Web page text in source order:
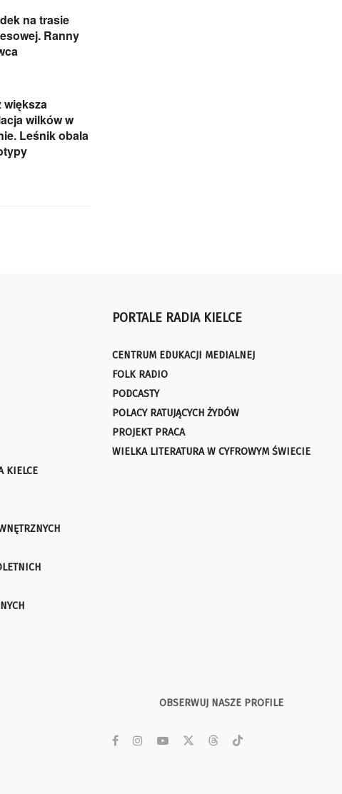
na trasie
Ranny
większa
wilków w
Leśnik obala
KIELCE
PORTALE RADIA KIELCE
CENTRUM EDUKACJI MEDIALNEJ
FOLK RADIO
PODCASTY
POLACY RATUJĄCYCH ŻYDÓW
PROJEKT PRACA
WIELKA LITERATURA W CYFROWYM ŚWIECIE
OBSERWUJ NASZE PROFILE